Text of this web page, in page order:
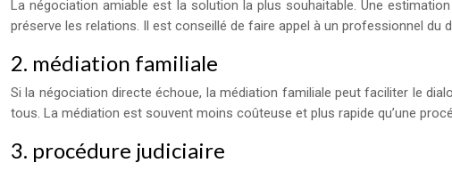
La négociation amiable est la solution la plus souhaitable. Une
préserve les relations. Il est conseillé de faire appel à un professionnel du
2. médiation familiale
Si la négociation directe échoue, la médiation familiale peut faciliter le
tous. La médiation est souvent moins coûteuse et plus rapide qu’une
3. procédure judiciaire